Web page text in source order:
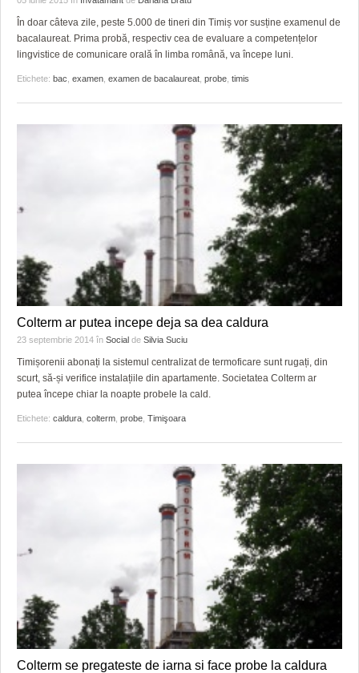
În doar câteva zile, peste 5.000 de tineri din Timiș vor susține examenul de
bacalaureat. Prima probă, respectiv cea de evaluare a competențelor
lingvistice de comunicare orală în limba română, va începe luni.
Etichete: bac examen examen de bacalaureat probe timis
Colterm ar putea incepe deja sa dea caldura
23 septembrie 2014 în Social de Silvia Suciu
Timișorenii abonați la sistemul centralizat de termoficare sunt rugați, din
scurt, să-și verifice instalațiile din apartamente. Societatea Colterm ar
putea începe chiar la noapte probele la cald.
Etichete: caldura, colterm, probe, Timişoara
Colterm se pregateste de iarna si face probe la caldura